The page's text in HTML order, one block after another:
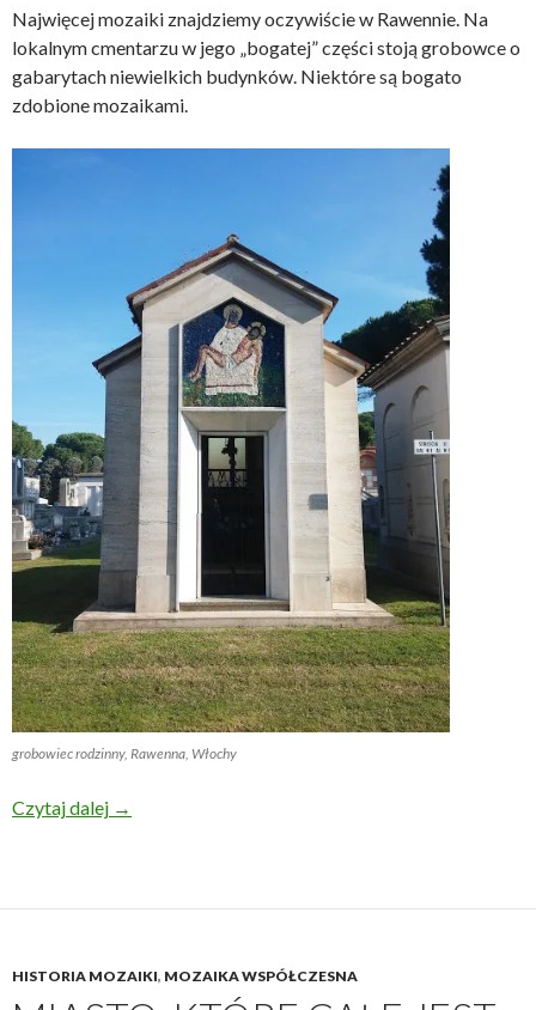
Najwięcej mozaiki znajdziemy oczywiście w Rawennie. Na
lokalnym cmentarzu w jego „bogatej” części stoją grobowce o
gabarytach niewielkich budynków. Niektóre są bogato
zdobione mozaikami.
grobowiec rodzinny, Rawenna, Włochy
Czytaj dalej Święto Zmarłych a kwestia mozaiki
→
HISTORIA MOZAIKI, MOZAIKA WSPÓŁCZESNA